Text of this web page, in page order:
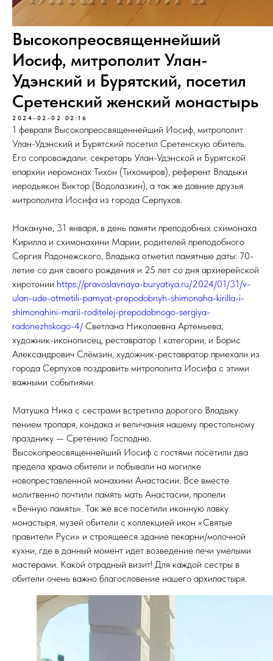
Высокопреосвященнейший
Иосиф, митрополит Улан-
Удэнский и Бурятский, посетил
Сретенский женский монастырь
2024-02-02 02:16
1 февраля Высокопреосвященнейший Иосиф, митрополит
Улан-Удэнский и Бурятский посетил Сретенскую обитель.
Его сопровождали: секретарь Улан-Удэнской и Бурятской
епархии иеромонах Тихон (Тихомиров), референт Владыки
иеродьякон Виктор (Водолазкин), а так же давние друзья
митрополита Иосифа из города Серпухов.
Накануне, 31 января, в день памяти преподобных схимонаха
Кирилла и схимонахини Марии, родителей преподобного
Сергия Радонежского, Владыка отметил памятные даты: 70-
летие со дня своего рождения и 25 лет со дня архиерейской
хиротонии https://pravoslavnaya-buryatiya.ru/2024/01/31/v-
ulan-ude-otmetili-pamyat-prepodobnyh-shimonaha-kirilla-i-
shimonahini-marii-roditelej-prepodobnogo-sergiya-
radonezhskogo-4/ Светлана Николаевна Артемьева,
художник-иконописец, реставратор I категории, и Борис
Александрович Слёмзин, художник-реставратор приехали из
города Серпухов поздравить митрополита Иосифа с этими
важными событиями.
Матушка Ника с сестрами встретила дорогого Владыку
пением тропаря, кондака и величания нашему престольному
празднику — Сретению Господню.
Высокопреосвященнейший Иосиф с гостями посетили два
предела храма обители и побывали на могилке
новопреставленной монахини Анастасии. Все вместе
молитвенно почтили память мать Анастасии, пропели
«Вечную память». Так же все посетили иконную лавку
монастыря, музей обители с коллекцией икон «Святые
правители Руси» и строящееся здание пекарни/молочной
кухни, где в данный момент идет возведение печи умелыми
мастерами. Какой отрадный визит! Для каждой сестры в
обители очень важно благословение нашего архипастыря.